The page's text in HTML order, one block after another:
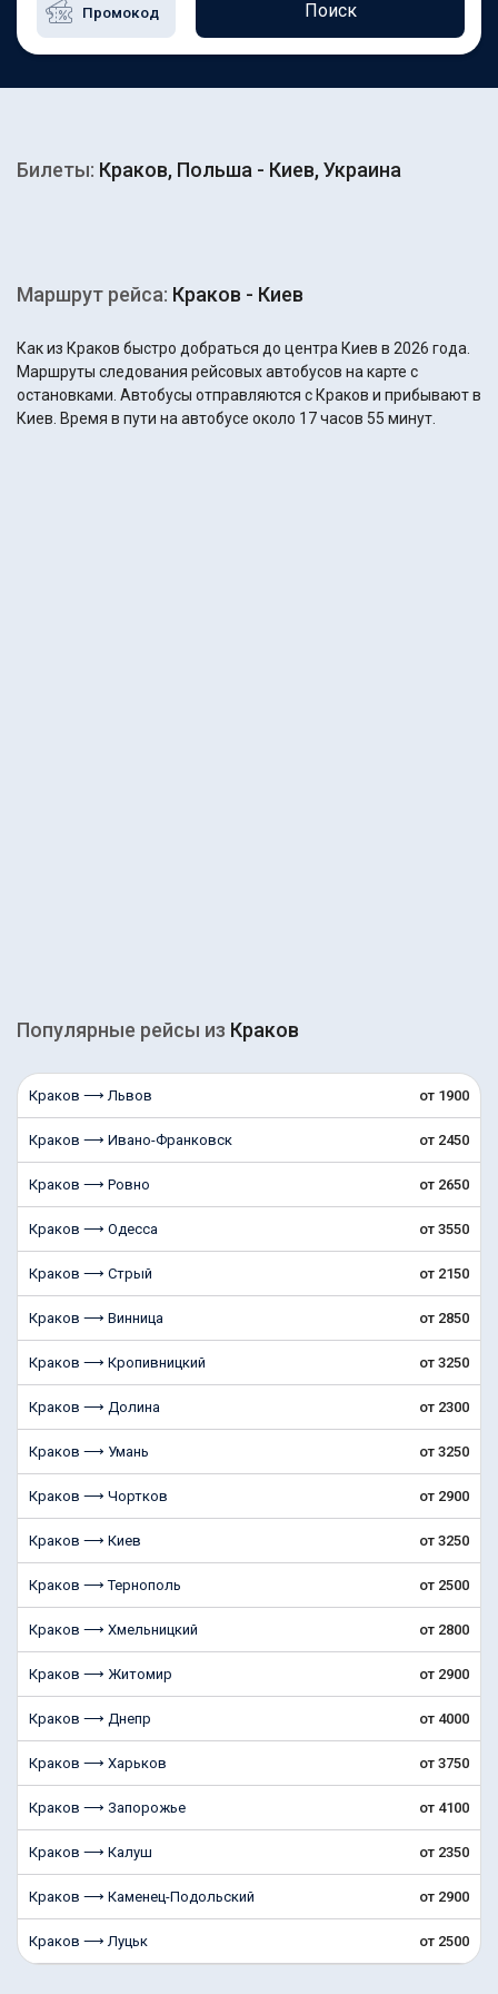
Поиск
Билеты: Краков, Польша - Киев, Украина
Маршрут рейса: Краков - Киев
Как из Краков быстро добраться до центра Киев в 2026 года.
Маршруты следования рейсовых автобусов на карте с
остановками. Автобусы отправляются с Краков и прибывают в
Киев. Время в пути на автобусе около 17 часов 55 минут.
Популярные рейсы из Краков
Краков ⟶ Львов от 1900
Краков ⟶ Ивано-Франковск от 2450
Краков ⟶ Ровно от 2650
Краков ⟶ Одесса от 3550
Краков ⟶ Стрый от 2150
Краков ⟶ Винница от 2850
Краков ⟶ Кропивницкий от 3250
Краков ⟶ Долина от 2300
Краков ⟶ Умань от 3250
Краков ⟶ Чортков от 2900
Краков ⟶ Киев от 3250
Краков ⟶ Тернополь от 2500
Краков ⟶ Хмельницкий от 2800
Краков ⟶ Житомир от 2900
Краков ⟶ Днепр от 4000
Краков ⟶ Харьков от 3750
Краков ⟶ Запорожье от 4100
Краков ⟶ Калуш от 2350
Краков ⟶ Каменец-Подольский от 2900
Краков ⟶ Луцьк от 2500